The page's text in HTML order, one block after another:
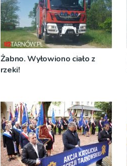
Żabno. Wyłowiono ciało z
rzeki!